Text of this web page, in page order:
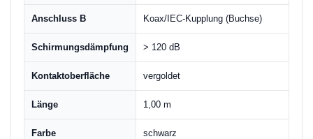
Anschluss B Koax/IEC-Kupplung (Buchse)
Schirmungsdämpfung > 120 dB
Kontaktoberfläche vergoldet
Länge 1,00 m
Farbe schwarz